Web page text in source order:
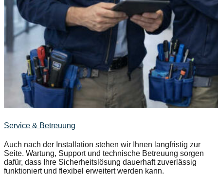
Service & Betreuung
Auch nach der Installation stehen wir Ihnen langfristig zur
Seite. Wartung, Support und technische Betreuung sorgen
dafür, dass Ihre Sicherheitslösung dauerhaft zuverlässig
funktioniert und flexibel erweitert werden kann.